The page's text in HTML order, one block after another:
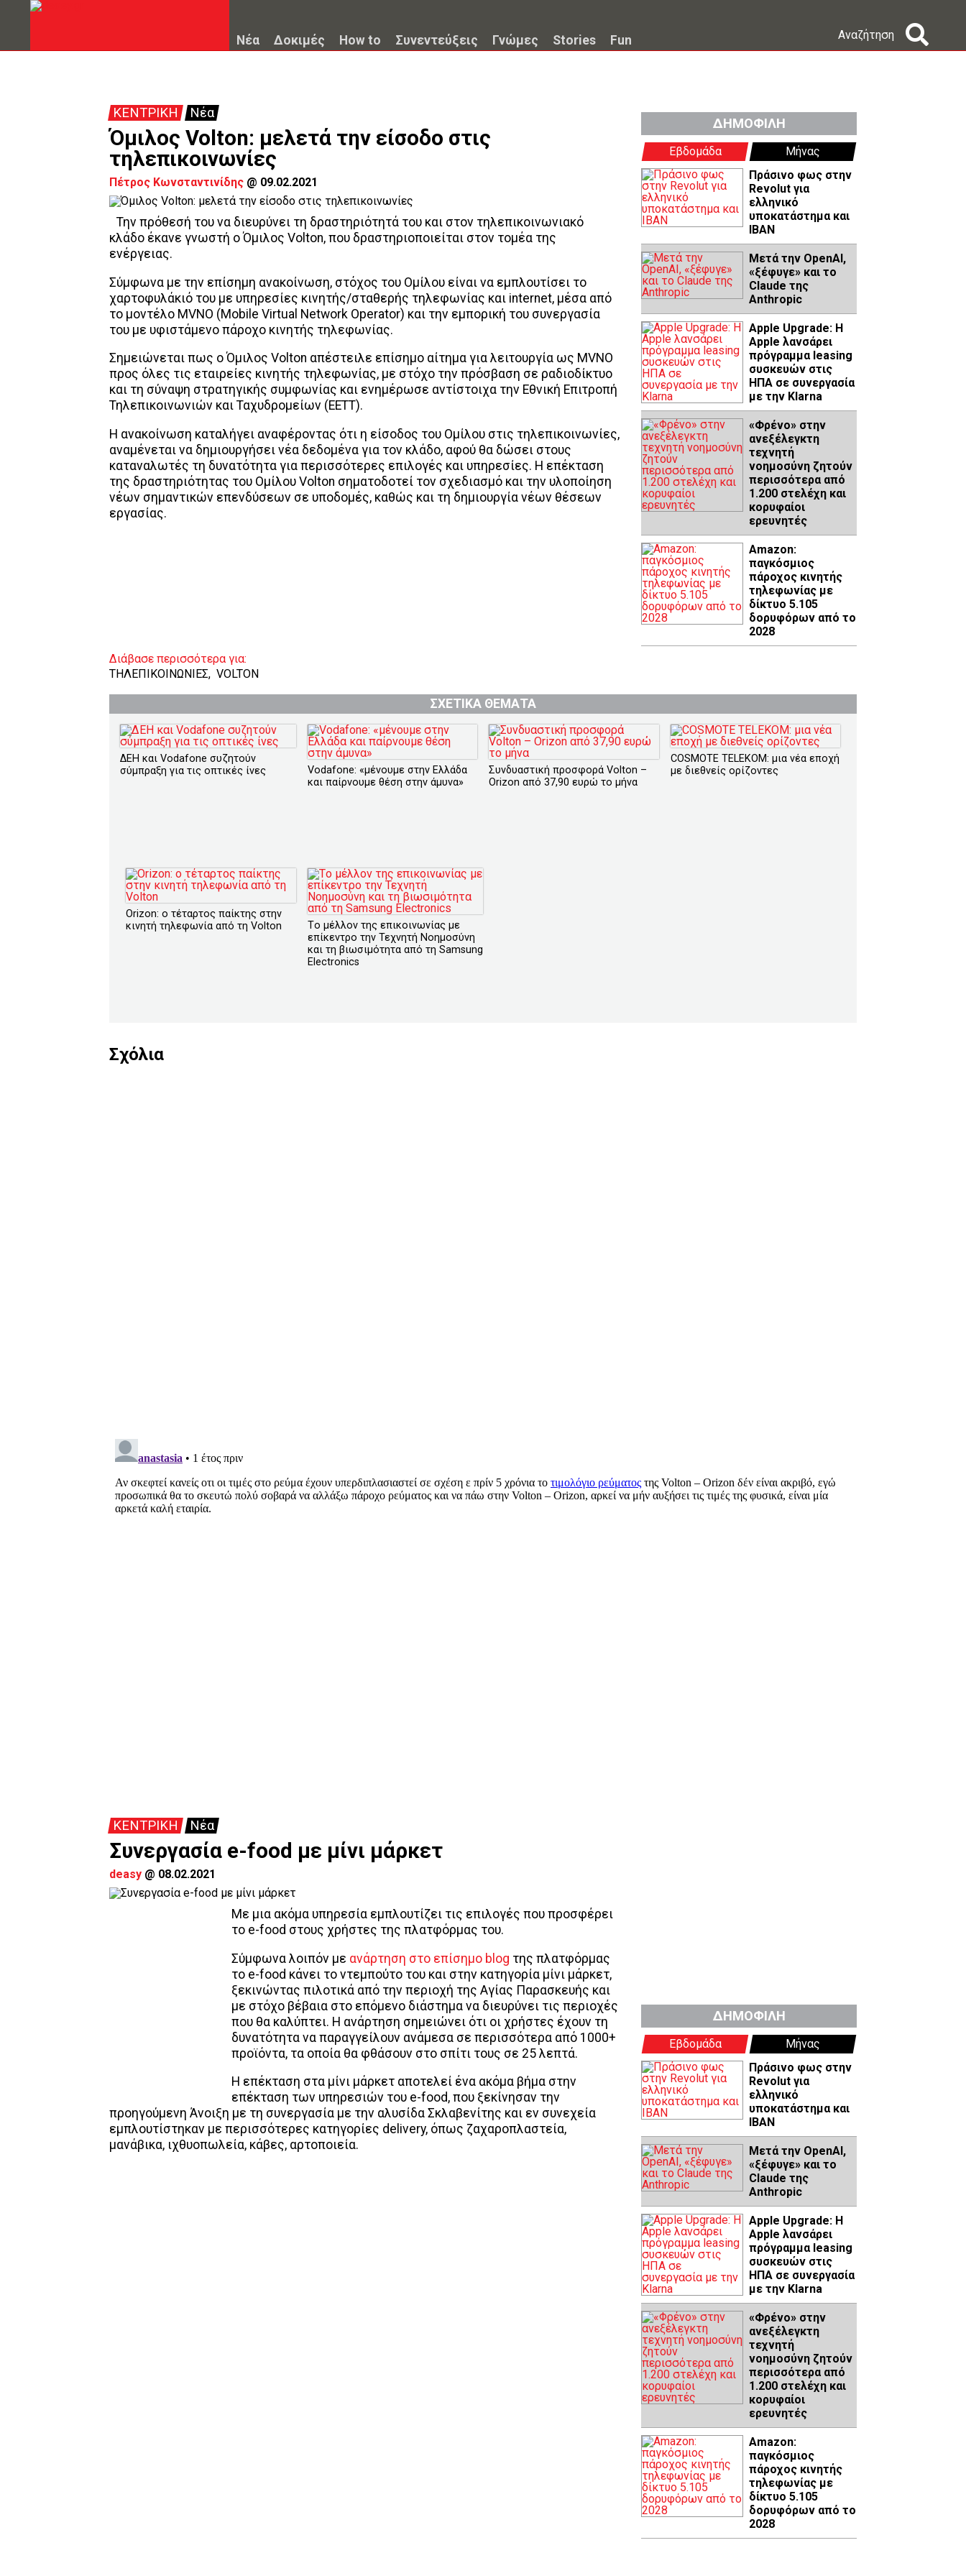
Νέα Δοκιμές How to Συνεντεύξεις Γνώμες Stories Fun Αναζήτηση
ΚΕΝΤΡΙΚΗ Νέα
Όμιλος Volton: μελετά την είσοδο στις
τηλεπικοινωνίες
Πέτρος Κωνσταντινίδης @ 09.02.2021
Την πρόθεσή του να διευρύνει τη δραστηριότητά του και στον τηλεπικοινωνιακό
κλάδο έκανε γνωστή ο Όμιλος Volton, που δραστηριοποιείται στον τομέα της
ενέργειας.
Σύμφωνα με την επίσημη ανακοίνωση, στόχος του Ομίλου είναι να εμπλουτίσει το
χαρτοφυλάκιό του με υπηρεσίες κινητής/σταθερής τηλεφωνίας και internet, μέσα από
το μοντέλο MVNO (Mobile Virtual Network Operator) και την εμπορική του συνεργασία
του με υφιστάμενο πάροχο κινητής τηλεφωνίας.
Σημειώνεται πως ο Όμιλος Voltοn απέστειλε επίσημο αίτημα για λειτουργία ως MVNO
προς όλες τις εταιρείες κινητής τηλεφωνίας, με στόχο την πρόσβαση σε ραδιοδίκτυο
και τη σύναψη στρατηγικής συμφωνίας και ενημέρωσε αντίστοιχα την Εθνική Επιτροπή
Τηλεπικοινωνιών και Ταχυδρομείων (ΕΕΤΤ).
Η ανακοίνωση καταλήγει αναφέροντας ότι η είσοδος του Ομίλου στις τηλεπικοινωνίες,
αναμένεται να δημιουργήσει νέα δεδομένα για τον κλάδο, αφού θα δώσει στους
καταναλωτές τη δυνατότητα για περισσότερες επιλογές και υπηρεσίες. Η επέκταση
της δραστηριότητας του Ομίλου Volton σηματοδοτεί τον σχεδιασμό και την υλοποίηση
νέων σημαντικών επενδύσεων σε υποδομές, καθώς και τη δημιουργία νέων θέσεων
εργασίας.
ΔΗΜΟΦΙΛΗ
Εβδομάδα
Μήνας
Πράσινο φως στην
Revolut για
ελληνικό
υποκατάστημα και
IBAN
Μετά την OpenAI,
«ξέφυγε» και το
Claude της
Anthropic
Apple Upgrade: Η
Apple λανσάρει
πρόγραμμα leasing
συσκευών στις
ΗΠΑ σε συνεργασία
με την Klarna
«Φρένο» στην
ανεξέλεγκτη
τεχνητή
νοημοσύνη ζητούν
περισσότερα από
1.200 στελέχη και
κορυφαίοι
ερευνητές
Amazon:
παγκόσμιος
πάροχος κινητής
τηλεφωνίας με
δίκτυο 5.105
δορυφόρων από το
2028
Διάβασε περισσότερα για:
ΤΗΛΕΠΙΚΟΙΝΩΝΙΕΣ, VOLTON
ΣΧΕΤΙΚΑ ΘΕΜΑΤΑ
ΔΕΗ και Vodafone συζητούν
σύμπραξη για τις οπτικές ίνες
Vodafone: «μένουμε στην Ελλάδα
και παίρνουμε θέση στην άμυνα»
Συνδυαστική προσφορά Volton –
Orizon από 37,90 ευρώ το μήνα
COSMOTE TELEKOM: μια νέα εποχή
με διεθνείς ορίζοντες
Orizon: o τέταρτος παίκτης στην
κινητή τηλεφωνία από τη Volton
Tο μέλλον της επικοινωνίας με
επίκεντρο την Τεχνητή Νοημοσύνη
και τη βιωσιμότητα από τη Samsung
Electronics
Σχόλια
ΚΕΝΤΡΙΚΗ Νέα
Συνεργασία e-food με μίνι μάρκετ
deasy @ 08.02.2021
Με μια ακόμα υπηρεσία εμπλουτίζει τις επιλογές που προσφέρει
το e-food στους χρήστες της πλατφόρμας του.
Σύμφωνα λοιπόν με ανάρτηση στο επίσημο blog της πλατφόρμας
το e-food κάνει το ντεμπούτο του και στην κατηγορία μίνι μάρκετ,
ξεκινώντας πιλοτικά από την περιοχή της Αγίας Παρασκευής και
με στόχο βέβαια στο επόμενο διάστημα να διευρύνει τις περιοχές
που θα καλύπτει. Η ανάρτηση σημειώνει ότι οι χρήστες έχουν τη
δυνατότητα να παραγγείλουν ανάμεσα σε περισσότερα από 1000+
προϊόντα, τα οποία θα φθάσουν στο σπίτι τους σε 25 λεπτά.
Η επέκταση στα μίνι μάρκετ αποτελεί ένα ακόμα βήμα στην
επέκταση των υπηρεσιών του e-food, που ξεκίνησαν την
προηγούμενη Άνοιξη με τη συνεργασία με την αλυσίδα Σκλαβενίτης και εν συνεχεία
εμπλουτίστηκαν με περισσότερες κατηγορίες delivery, όπως ζαχαροπλαστεία,
μανάβικα, ιχθυοπωλεία, κάβες, αρτοποιεία.
ΔΗΜΟΦΙΛΗ
Εβδομάδα
Μήνας
Πράσινο φως στην
Revolut για
ελληνικό
υποκατάστημα και
IBAN
Μετά την OpenAI,
«ξέφυγε» και το
Claude της
Anthropic
Apple Upgrade: Η
Apple λανσάρει
πρόγραμμα leasing
συσκευών στις
ΗΠΑ σε συνεργασία
με την Klarna
«Φρένο» στην
ανεξέλεγκτη
τεχνητή
νοημοσύνη ζητούν
περισσότερα από
1.200 στελέχη και
κορυφαίοι
ερευνητές
Amazon:
παγκόσμιος
πάροχος κινητής
τηλεφωνίας με
δίκτυο 5.105
δορυφόρων από το
2028